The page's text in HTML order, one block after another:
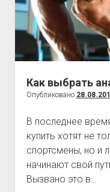
Как выбрать
Опубликовано
В последнее
купить хотят не
спортсмены, но и
начинают свой
Вызвано это в…